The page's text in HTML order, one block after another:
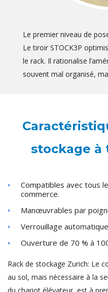
Le premier niveau de
Le tiroir STOCK3P
le rack. Il rationalise
souvent mal organisé,
stockage à
Compatibles avec tous
commerce.
Manœuvrables par
Verrouillage
Ouverture de 70 % à
Rack de stockage Zurich: Le
au sol, mais nécessaire à la